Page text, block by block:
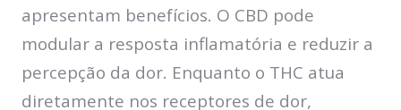
apresentam benefícios. O CBD pode
modular a resposta inflamatória e reduzir a
percepção da dor. Enquanto o THC atua
diretamente nos receptores de dor,